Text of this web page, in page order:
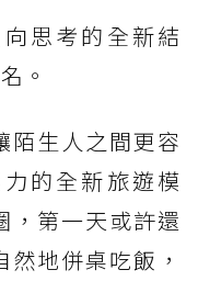
思考的全新結
。
陌生人之間更容
的全新旅遊模
，第一天或許還
地併桌吃飯，